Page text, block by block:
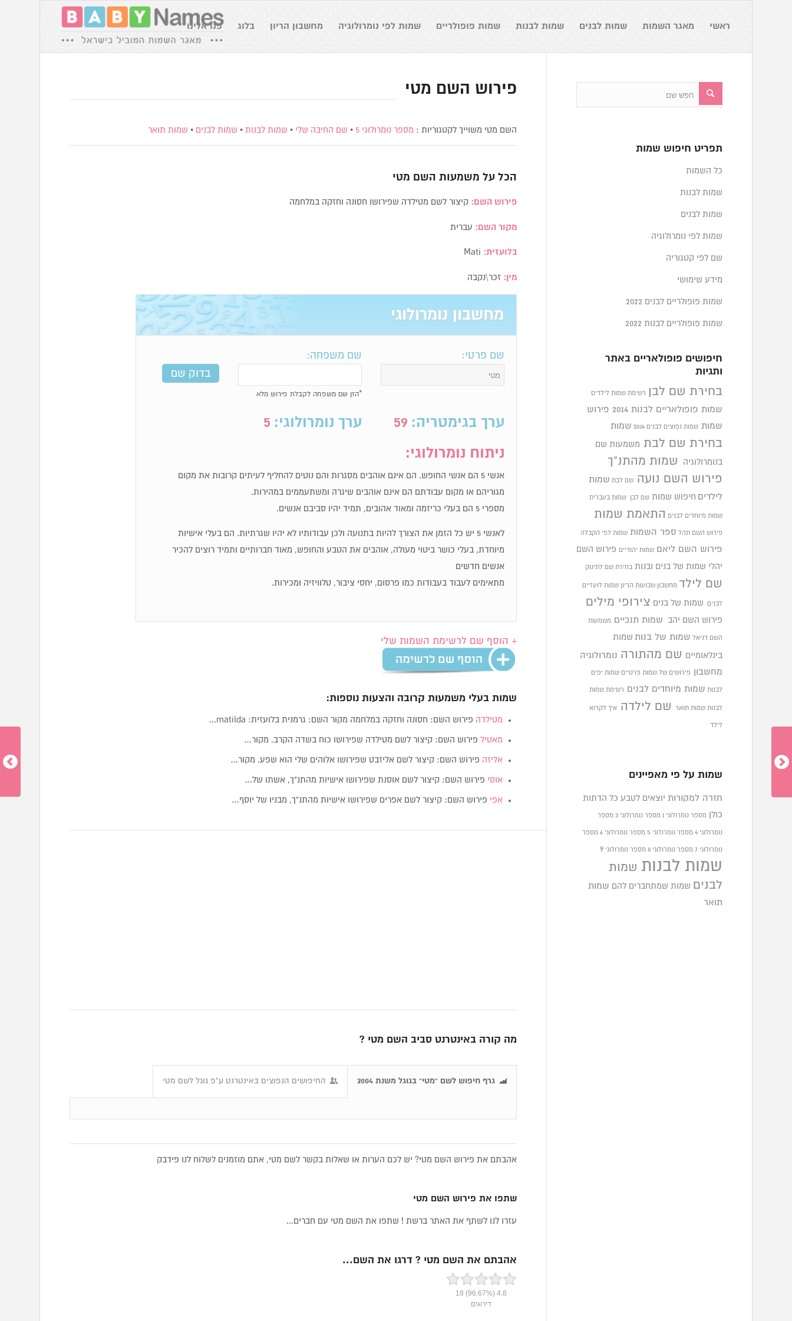
ראשי מאגר השמות שמות לבנים שמות לבנות שמות פופולריים שמות לפי נומרולוגיה מחשבון הריון בלוג פנו אלינו
פירוש השם מטי
השם מטי משוייך לקטגוריות : מספר נומרולוגי 5 • שם החיבה שלי • שמות לבנות • שמות לבנים • שמות תואר
הכל על משמעות השם מטי
פירוש השם: קיצור לשם מטילדה שפירושו חסונה וחזקה במלחמה
מקור השם: עברית
בלועזית:
מין: זכר\נקבה
מחשבון נומרולוגי
שם פרטי: שם משפחה:
*הזן שם משפחה לקבלת פירוש מלא
ערך בגימטריה: 59 ערך נומרולוגי: 5
ניתוח נומרולוגי:
אנשי 5 הם אנשי החופש. הם אינם אוהבים מסגרות והם נוטים להחליף לעיתים קרובות את מקום
מגוריהם או מקום עבודתם הם אינם אוהבים שיגרה ומשתעממים במהירות.
מספרי 5 הם בעלי כריזמה ומאוד אהובים, תמיד יהיו סביבם אנשים.
לאנשי 5 יש כל הזמן את הצורך להיות בתנועה ולכן עבודותיו לא יהיו שגרתיות. הם בעלי אישיות
מיוחדת, בעלי כושר ביטוי מעולה, אוהבים את הטבע והחופש, מאוד חברותיים ותמיד רוצים להכיר
אנשים חדשים
מתאימים לעבוד בעבודות כמו פרסום, יחסי ציבור, טלוויזיה ומכירות.
+ הוסף שם לרשימת השמות שלי
שמות בעלי משמעות קרובה והצעות נוספות:
מטילדה פירוש השם: חסונה וחזקה במלחמה מקור השם: גרמנית בלועזית: matilda…
מאטיל פירוש השם: קיצור לשם מטילדה שפירושו כוח בשדה הקרב. מקור…
אליזה פירוש השם: קיצור לשם אליזבט שפירושו אלוהים שלי הוא שפע. מקור…
אוסי פירוש השם: קיצור לשם אוסנת שפירושו אישיות מהתנ"ך, אשתו של…
אפי פירוש השם: קיצור לשם אפרים שפירושו אישיות מהתנ"ך, מבניו של יוסף…
מה קורה באינטרנט סביב השם מטי ?
גרף חיפוש לשם "מטי" בגוגל משנת 2004 החיפושים הנפוצים באינטרנט ע"פ גוגל לשם מטי
אהבתם את פירוש השם מטי? יש לכם הערות או שאלות בקשר לשם מטי, אתם מוזמנים לשלוח לנו פידבק
שתפו את פירוש השם מטי
עזרו לנו לשתף את האתר ברשת ! שתפו את השם מטי עם חברים...
אהבתם את השם מטי ? דרגו את השם...
4.8
(96.67%)
18
דירוגים
תפריט חיפוש שמות
כל השמות
שמות לבנות
שמות לבנים
שמות לפי נומרולוגיה
שם לפי קטגוריה
מידע שימושי
שמות פופולריים לבנים 2022
שמות פופולריים לבנות 2022
חיפושים פופולאריים באתר
ותגיות
בחירת שם לבן רשימת שמות לילדים
שמות פופולאריים לבנות 2014 פירוש
שמות שמות נפוצים לבנים 2014 שמות
בחירת שם לבת משמעות שם
בנומרולוגיה
שמות מהתנ"ך
פירוש השם נועה
שם לבת שמות
לילדים חיפוש שמות שם לבן שמות בעברית
שמות מיוחדים לבנים התאמת שמות
פירוש השם תהל ספר השמות שמות לפי הקבלה
פירוש השם ליאם שמות יהודיים פירוש השם
יהלי שמות של בנים ובנות בחירת שם לתינוק
שם לילד מחשבון שבועות הריון שמות לועזיים
לבנים שמות של בנים צירופי מילים
פירוש השם יהב שמות תנכיים משמעות
השם דניאל שמות של בנות שמות
בינלאומיים שם מהתורה נומרולוגיה
מחשבון פירושים של שמות פרטיים שמות יפים
לבנות שמות מיוחדים לבנים רשימת שמות
לבנות שמות תואר שם לילדה איך לקרוא
לילד
שמות על פי מאפיינים
חזרה למקורות יוצאים לטבע כל הדתות
כולן מספר נומרולוגי 1 מספר נומרולוגי 3 מספר
נומרולוגי 4 מספר נומרולוגי 5 מספר נומרולוגי 6 מספר
נומרולוגי 7 מספר נומרולוגי 8 מספר נומרולוגי9
שמות לבנות שמות
לבנים
שמות שמתחברים להם שמות
תואר